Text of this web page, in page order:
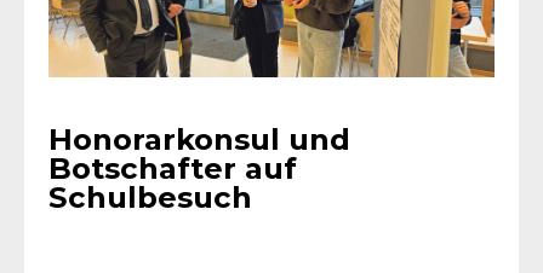
Honorarkonsul und
Botschafter auf
Schulbesuch